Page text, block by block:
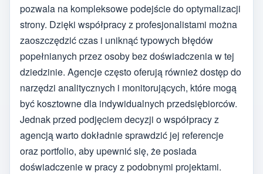
pozwala na kompleksowe podejście do optymalizacji
strony. Dzięki współpracy z profesjonalistami można
zaoszczędzić czas i uniknąć typowych błędów
popełnianych przez osoby bez doświadczenia w tej
dziedzinie. Agencje często oferują również dostęp do
narzędzi analitycznych i monitorujących, które mogą
być kosztowne dla indywidualnych przedsiębiorców.
Jednak przed podjęciem decyzji o współpracy z
agencją warto dokładnie sprawdzić jej referencje
oraz portfolio, aby upewnić się, że posiada
doświadczenie w pracy z podobnymi projektami.